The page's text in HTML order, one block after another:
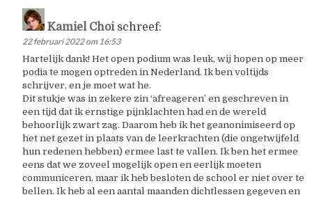
Kamiel Choi schreef:
22 februari 2022 om 16:53
Hartelijk dank! Het open podium was leuk, wij hopen op meer
podia te mogen optreden in Nederland. Ik ben voltijds
schrijver, en je moet wat he.
Dit stukje was in zekere zin ‘afreageren’ en geschreven in
een tijd dat ik ernstige pijnklachten had en de wereld
behoorlijk zwart zag. Daarom heb ik het geanonimiseerd op
het net gezet in plaats van de leerkrachten (die ongetwijfeld
hun redenen hebben) ermee last te vallen. Ik ben het ermee
eens dat we zoveel mogelijk open en eerlijk moeten
communiceren, maar ik heb besloten de school er niet over te
bellen. Ik heb al een aantal maanden dichtlessen gegeven en